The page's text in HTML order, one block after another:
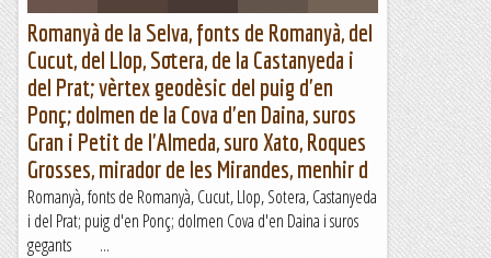
Romanyà de la Selva, fonts de Romanyà, del
Cucut, del Llop, Sotera, de la Castanyeda i
del Prat; vèrtex geodèsic del puig d'en
Ponç; dolmen de la Cova d'en Daina, suros
Gran i Petit de l'Almeda, suro Xato, Roques
Grosses, mirador de les Mirandes, menhir d
Romanyà, fonts de Romanyà, Cucut, Llop, Sotera, Castanyeda
i del Prat; puig d'en Ponç; dolmen Cova d'en Daina i suros
gegants ...